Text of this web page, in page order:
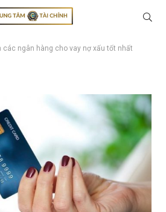
các ngân hàng cho vay nợ xấu tốt nhất